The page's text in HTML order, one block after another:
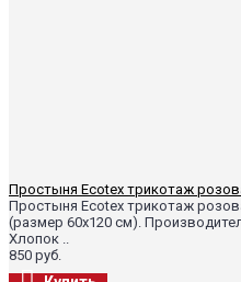
Простыня Ecotex трикотаж
Простыня Ecotex трикотаж
(размер 60х120 см).
Хлопок ..
850 руб.